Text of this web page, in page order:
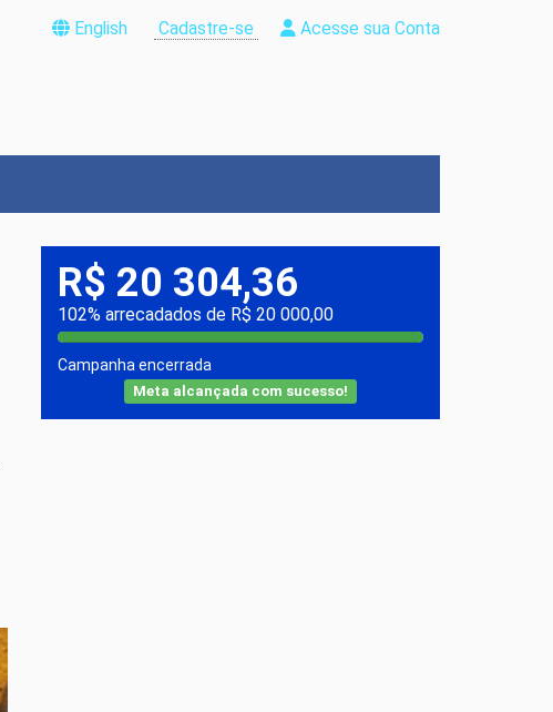
English Cadastre-se Acesse sua Conta
R$ 20 304,36
102% arrecadados de R$ 20 000,00
Campanha encerrada
Meta alcançada com sucesso!